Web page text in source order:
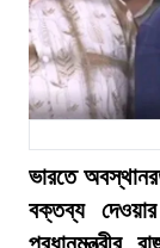
ভারতে
বক্তব্য